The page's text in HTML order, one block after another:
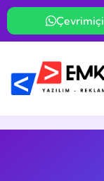
Çevrimiçi